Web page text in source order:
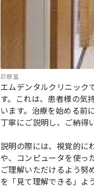
診療室
エムデンタルクリニック
す。これは、患者様の気
います。治療を始める前
丁寧にご説明し、ご納得
説明の際には、視覚的に
や、コンピュータを使っ
ご理解いただけるよう努
を「見て理解できる」よ